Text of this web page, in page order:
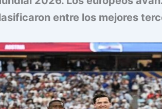
entre los mejores